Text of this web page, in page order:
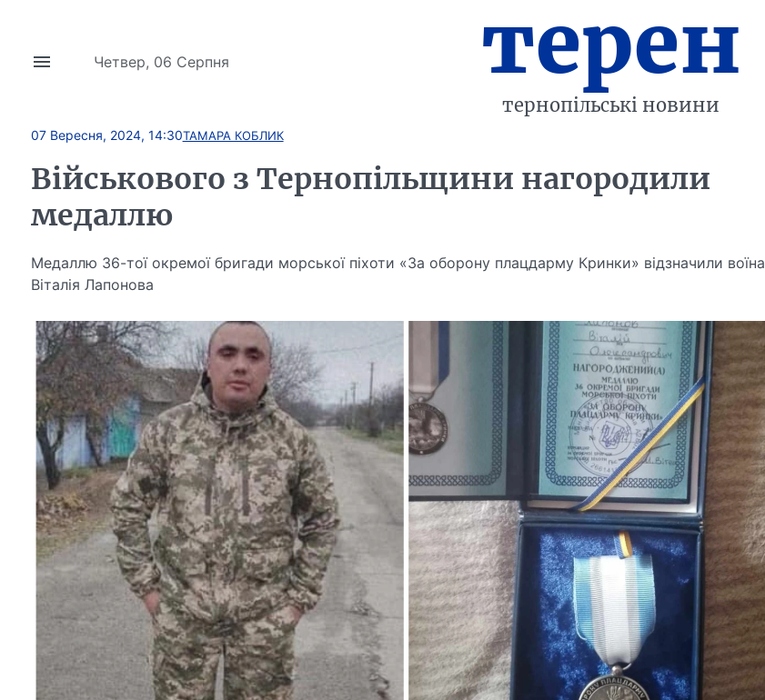
Четвер, 06 Серпня терен
тернопільські новини
07 Вересня, 2024, 14:30ТАМАРА КОБЛИК
Військового з Тернопільщини нагородили
медаллю
Медаллю 36-тої окремої бригади морської піхоти «За оборону плацдарму Кринки» відзначили воїна
Віталія Лапонова